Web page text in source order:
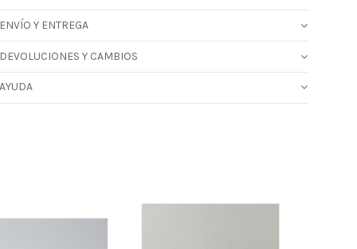
ENVÍO Y ENTREGA
DEVOLUCIONES Y CAMBIOS
AYUDA